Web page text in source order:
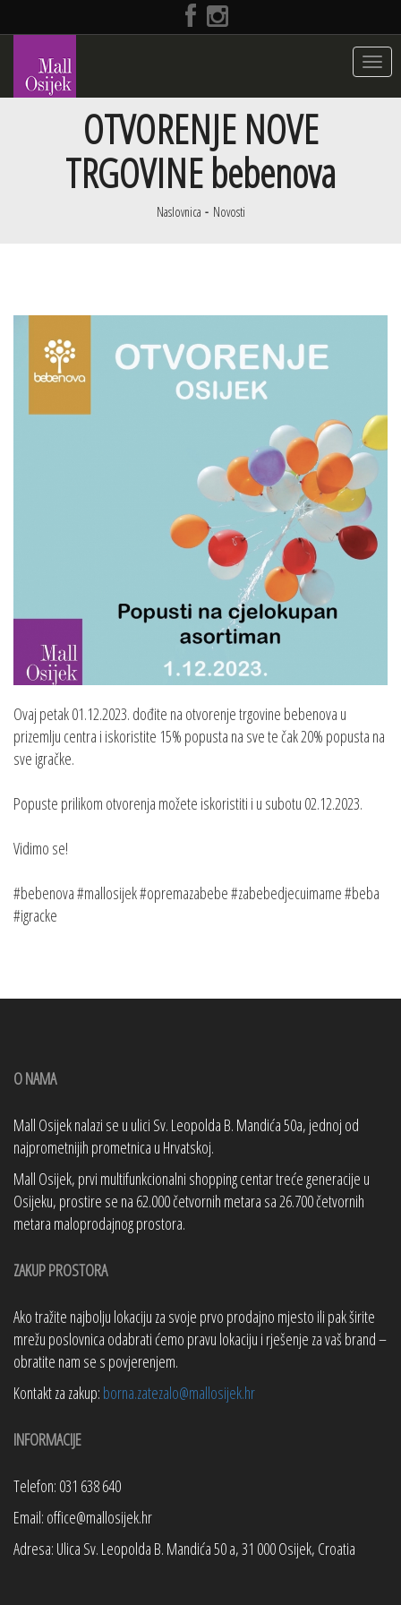
Toggle
OTVORENJE NOVE
TRGOVINE bebenova
Naslovnica Novosti
Ovaj petak 01.12.2023. dođite na otvorenje trgovine bebenova u
prizemlju centra i iskoristite 15% popusta na sve te čak 20% popusta na
sve igračke.
Popuste prilikom otvorenja možete iskoristiti i u subotu 02.12.2023.
Vidimo se!
#bebenova #mallosijek #opremazabebe #zabebedjecuimame #beba
#igracke
O NAMA
Mall Osijek nalazi se u ulici Sv. Leopolda B. Mandića 50a, jednoj od
najprometnijih prometnica u Hrvatskoj.
Mall Osijek, prvi multifunkcionalni shopping centar treće generacije u
Osijeku, prostire se na 62.000 četvornih metara sa 26.700 četvornih
metara maloprodajnog prostora.
ZAKUP PROSTORA
Ako tražite najbolju lokaciju za svoje prvo prodajno mjesto ili pak širite
mrežu poslovnica odabrati ćemo pravu lokaciju i rješenje za vaš brand –
obratite nam se s povjerenjem.
Kontakt za zakup: borna.zatezalo@mallosijek.hr
INFORMACIJE
Telefon: 031 638 640
Email: office@mallosijek.hr
Adresa: Ulica Sv. Leopolda B. Mandića 50 a, 31 000 Osijek, Croatia